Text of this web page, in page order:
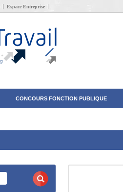
Espace Entreprise
CONCOURS FONCTION PUBLIQUE